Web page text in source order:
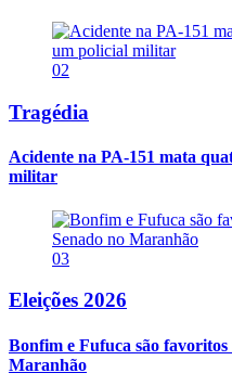
02
Tragédia
Acidente na PA-151 mata
militar
03
Eleições 2026
Bonfim e Fufuca são
Maranhão